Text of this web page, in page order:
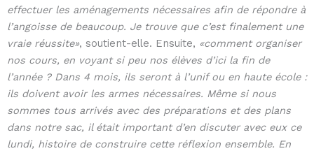
effectuer les aménagements nécessaires afin de répondre à
l’angoisse de beaucoup. Je trouve que c’est finalement une
vraie réussite», soutient-elle. Ensuite, «comment organiser
nos cours, en voyant si peu nos élèves d’ici la fin de
l’année ? Dans 4 mois, ils seront à l’unif ou en haute école :
ils doivent avoir les armes nécessaires. Même si nous
sommes tous arrivés avec des préparations et des plans
dans notre sac, il était important d’en discuter avec eux ce
lundi, histoire de construire cette réflexion ensemble. En